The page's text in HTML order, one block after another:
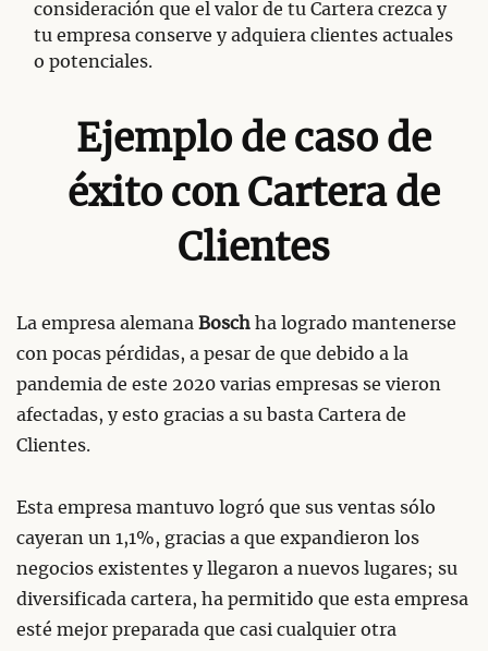
consideración que el valor de tu Cartera crezca y
tu empresa conserve y adquiera clientes actuales
o potenciales.
Ejemplo de caso de
éxito con Cartera de
Clientes
La empresa alemana Bosch ha logrado mantenerse
con pocas pérdidas, a pesar de que debido a la
pandemia de este 2020 varias empresas se vieron
afectadas, y esto gracias a su basta Cartera de
Clientes.
Esta empresa mantuvo logró que sus ventas sólo
cayeran un 1,1%, gracias a que expandieron los
negocios existentes y llegaron a nuevos lugares; su
diversificada cartera, ha permitido que esta empresa
esté mejor preparada que casi cualquier otra